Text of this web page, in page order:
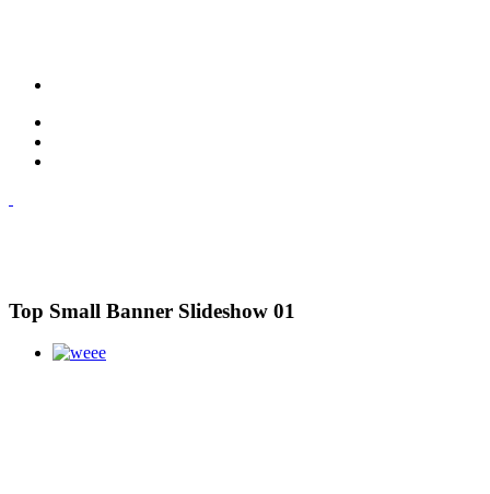
Top Small Banner Slideshow 01